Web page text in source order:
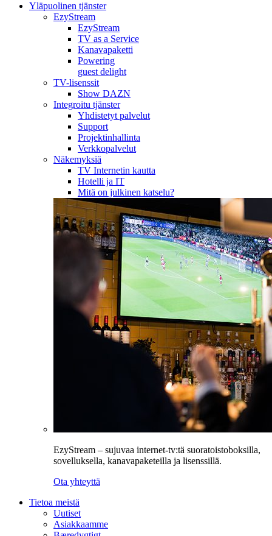
Yläpuolinen tjänster
EzyStream
EzyStream
TV as a Service
Kanavapaketti
Powering
guest delight
TV-lisenssit
Show DAZN
Integroitu tjänster
Yhdistetyt palvelut
Support
Projektinhallinta
Verkkopalvelut
Näkemyksiä
TV Internetin kautta
Hotelli ja IT
Mitä on julkinen katselu?
EzyStream – sujuvaa internet-tv:tä suoratoistoboksilla,
sovelluksella, kanavapaketeilla ja lisenssillä.
Ota yhteyttä
Tietoa meistä
Uutiset
Asiakkaamme